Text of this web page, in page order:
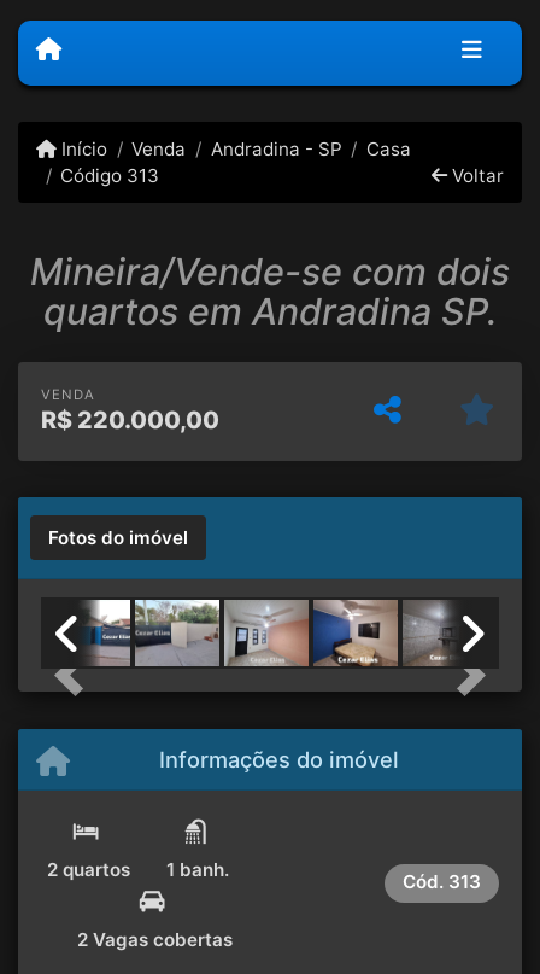
Início Venda Andradina - SP
Casa
Código 313
Voltar
Mineira/Vende-se com dois
quartos em Andradina SP.
VENDA
R$ 220.000,00
Fotos do imóvel
Previous Next
Informações do imóvel
2 quartos 1 banh.
2 Vagas cobertas
Cód. 313